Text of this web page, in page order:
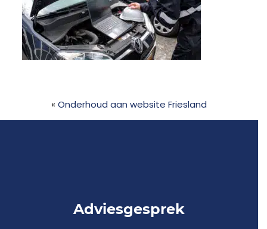
« Onderhoud aan website Friesland
Adviesgesprek